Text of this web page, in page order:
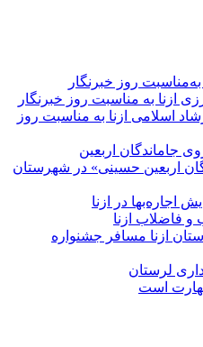
به‌مناسبت روز خبرنگار
ازنا به مناسبت روز خبرنگار
اسلامی ازنا به مناسبت روز
جاماندگان اربعین
اربعین حسینی» در شهرستان
اجاره‌بها در ازنا
و فاضلاب ازنا
ازنا مسافر جشنواره
لرستان
مهارت است